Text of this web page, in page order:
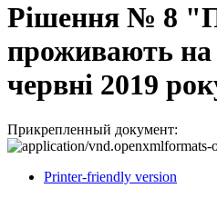
Рішення № 8
проживають на
червні 2019
Прикрепленный документ:
Printer-friendly version